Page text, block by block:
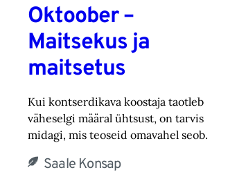
Oktoober –
Maitsekus ja
maitsetus
Kui kontserdikava koostaja taotleb
väheselgi määral ühtsust, on tarvis
midagi, mis teoseid omavahel seob.
Saale Konsap